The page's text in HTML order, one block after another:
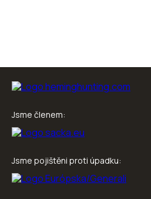
Jsme členem:
Jsme pojištěni proti úpadku: